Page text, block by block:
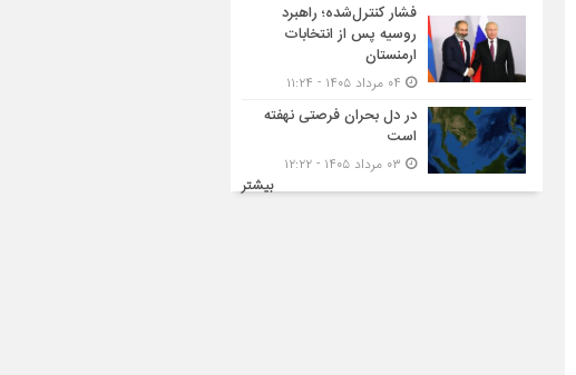
فشار کنترل‌شده؛ راهبرد
روسیه پس از انتخابات
ارمنستان
در دل بحران فرصتی نهفته
است
بیشتر